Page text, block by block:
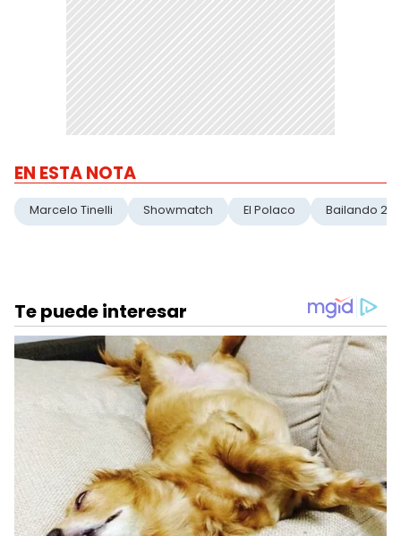
EN ESTA NOTA
Marcelo Tinelli Showmatch El Polaco Bailando